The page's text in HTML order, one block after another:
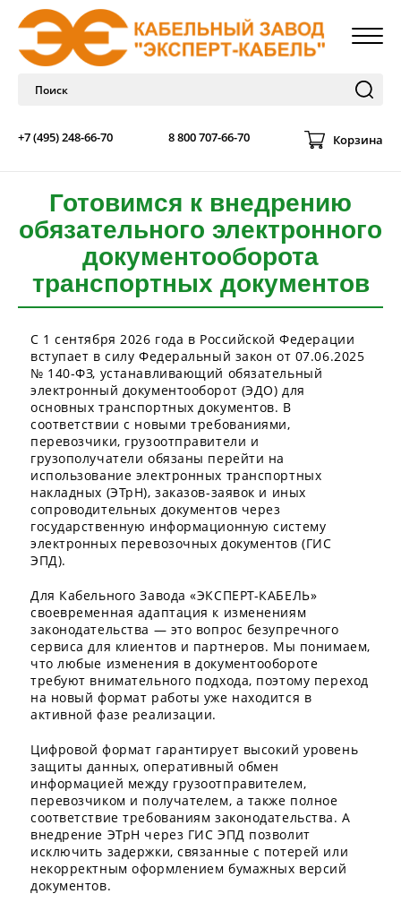
+7 (495) 248-66-70 8 800 707-66-70 Корзина
Готовимся к внедрению
обязательного электронного
документооборота
транспортных документов
С 1 сентября 2026 года в Российской Федерации
вступает в силу Федеральный закон от 07.06.2025
№ 140-ФЗ, устанавливающий обязательный
электронный документооборот (ЭДО) для
основных транспортных документов. В
соответствии с новыми требованиями,
перевозчики, грузоотправители и
грузополучатели обязаны перейти на
использование электронных транспортных
накладных (ЭТрН), заказов-заявок и иных
сопроводительных документов через
государственную информационную систему
электронных перевозочных документов (ГИС
ЭПД).
Для Кабельного Завода «ЭКСПЕРТ-КАБЕЛЬ»
своевременная адаптация к изменениям
законодательства — это вопрос безупречного
сервиса для клиентов и партнеров. Мы понимаем,
что любые изменения в документообороте
требуют внимательного подхода, поэтому переход
на новый формат работы уже находится в
активной фазе реализации.
Цифровой формат гарантирует высокий уровень
защиты данных, оперативный обмен
информацией между грузоотправителем,
перевозчиком и получателем, а также полное
соответствие требованиям законодательства. А
внедрение ЭТрН через ГИС ЭПД позволит
исключить задержки, связанные с потерей или
некорректным оформлением бумажных версий
документов.